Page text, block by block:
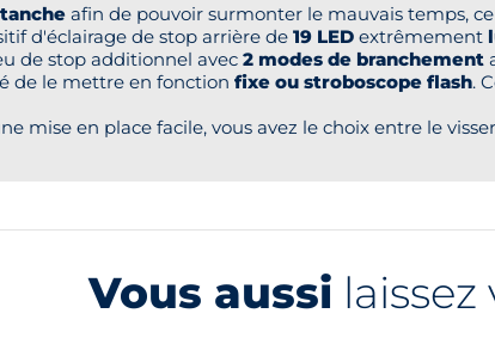
afin de pouvoir surmonter le mauvais temps,
d'éclairage de stop arrière de 19 LED extrêmement
de stop additionnel avec 2 modes de branchement
de le mettre en fonction fixe ou stroboscope flash.
mise en place facile, vous avez le choix entre le
Vous aussi laissez